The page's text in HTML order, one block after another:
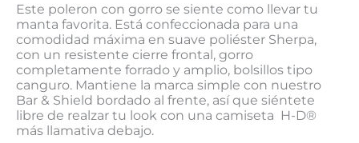
Este poleron con gorro se siente como llevar tu
manta favorita. Está confeccionada para una
comodidad máxima en suave poliéster Sherpa,
con un resistente cierre frontal, gorro
completamente forrado y amplio, bolsillos tipo
canguro. Mantiene la marca simple con nuestro
Bar & Shield bordado al frente, así que siéntete
libre de realzar tu look con una camiseta H-D®
más llamativa debajo.